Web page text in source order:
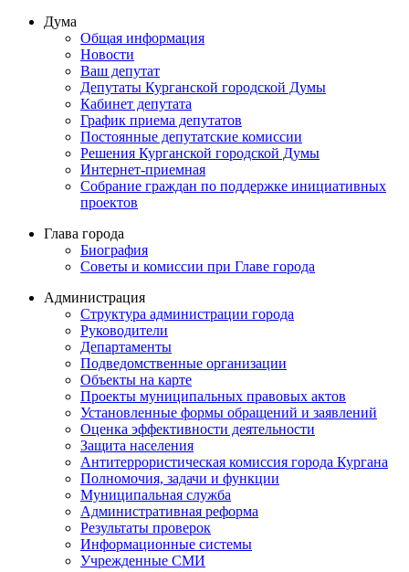
Дума
Общая информация
Новости
Ваш депутат
Депутаты Курганской городской Думы
Кабинет депутата
График приема депутатов
Постоянные депутатские комиссии
Решения Курганской городской Думы
Интернет-приемная
Собрание граждан по поддержке инициативных
проектов
Глава города
Биография
Советы и комиссии при Главе города
Администрация
Структура администрации города
Руководители
Департаменты
Подведомственные организации
Объекты на карте
Проекты муниципальных правовых актов
Установленные формы обращений и заявлений
Оценка эффективности деятельности
Защита населения
Антитеррористическая комиссия города Кургана
Полномочия, задачи и функции
Муниципальная служба
Административная реформа
Результаты проверок
Информационные системы
Учрежденные СМИ